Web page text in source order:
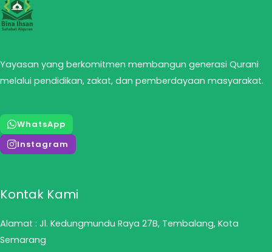
Yayasan yang berkomitmen membangun generasi Qurani
melalui pendidikan, zakat, dan pemberdayaan masyarakat.
WhatsApp
Instagram
Kontak Kami
Alamat : Jl. Kedungmundu Raya 27B, Tembalang, Kota
Semarang